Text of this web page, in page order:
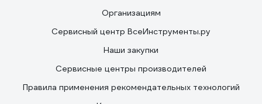
Организациям
Сервисный центр ВсеИнструменты.ру
Наши закупки
Сервисные центры производителей
Правила применения рекомендательных технологий